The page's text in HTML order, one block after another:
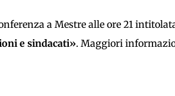
a Mestre alle ore 21
e sindacati». Maggiori